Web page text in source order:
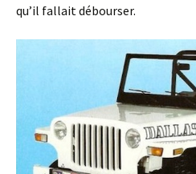
qu’il fallait débourser.